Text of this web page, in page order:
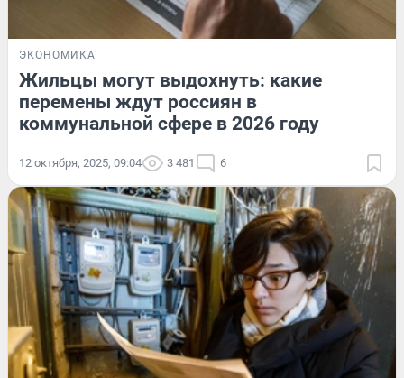
ЭКОНОМИКА
Жильцы могут выдохнуть: какие
перемены ждут россиян в
коммунальной сфере в 2026 году
12 октября, 2025, 09:04 3 481 6